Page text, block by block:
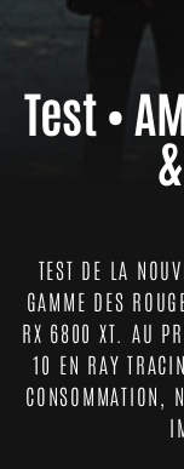
Test •
TEST DE LA
GAMME DES
RX 6800 XT. AU
10 EN RAY
CONSOMMATION,